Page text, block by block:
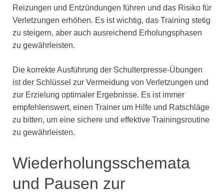
Reizungen und Entzündungen führen und das Risiko für
Verletzungen erhöhen. Es ist wichtig, das Training stetig
zu steigern, aber auch ausreichend Erholungsphasen
zu gewährleisten.
Die korrekte Ausführung der Schulterpresse-Übungen
ist der Schlüssel zur Vermeidung von Verletzungen und
zur Erzielung optimaler Ergebnisse. Es ist immer
empfehlenswert, einen Trainer um Hilfe und Ratschläge
zu bitten, um eine sichere und effektive Trainingsroutine
zu gewährleisten.
Wiederholungsschemata
und Pausen zur